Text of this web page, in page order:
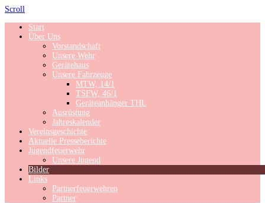
Scroll
Start
Über Uns
Vorstandschaft
Unsere Wehr
Gerätehaus
Unsere Fahrzeuge
MTW, 14/1
TSFW, 46/1
Geräteanhänger THL
Ausrüstung
Jahreskalender
Vereinsgeschichte
Aktuelle Presseberichte
Jugendfeuerwehr
Unsere Jugend
Bilder
Links
Partnerfeuerwehren
Partner